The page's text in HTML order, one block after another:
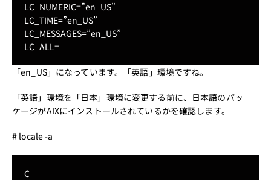
LC_NUMERIC=”en_US”
LC_TIME=”en_US”
LC_MESSAGES=”en_US”
LC_ALL=
「en_US」になっています。「英語」環境ですね。
「英語」環境を「日本」環境に変更する前に、日本語のパッ
ケージがAIXにインストールされているかを確認します。
# locale -a
C